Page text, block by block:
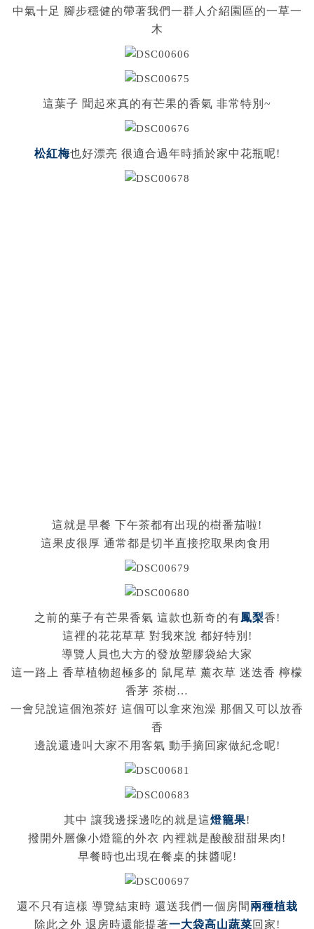
中氣十足 腳步穩健的帶著我們一群人介紹園區的一草一
木
這葉子 聞起來真的有芒果的香氣 非常特別~
松紅梅也好漂亮 很適合過年時插於家中花瓶呢!
這就是早餐 下午茶都有出現的樹番茄啦!
這果皮很厚 通常都是切半直接挖取果肉食用
之前的葉子有芒果香氣 這款也新奇的有鳳梨香!
這裡的花花草草 對我來說 都好特別!
導覽人員也大方的發放塑膠袋給大家
這一路上 香草植物超極多的 鼠尾草 薰衣草 迷迭香 檸檬
香茅 茶樹…
一會兒說這個泡茶好 這個可以拿來泡澡 那個又可以放香
香
邊說還邊叫大家不用客氣 動手摘回家做紀念呢!
其中 讓我邊採邊吃的就是這燈籠果!
撥開外層像小燈籠的外衣 內裡就是酸酸甜甜果肉!
早餐時也出現在餐桌的抹醬呢!
還不只有這樣 導覽結束時 還送我們一個房間 兩種植栽
除此之外 退房時還能提著一大袋高山蔬菜回家!